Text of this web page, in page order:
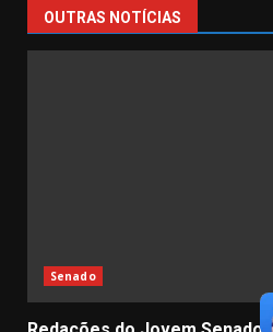
OUTRAS NOTÍCIAS
Senado